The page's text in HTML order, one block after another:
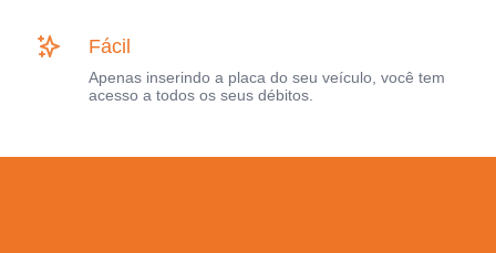
Fácil
Apenas inserindo a placa do seu veículo, você tem
acesso a todos os seus débitos.